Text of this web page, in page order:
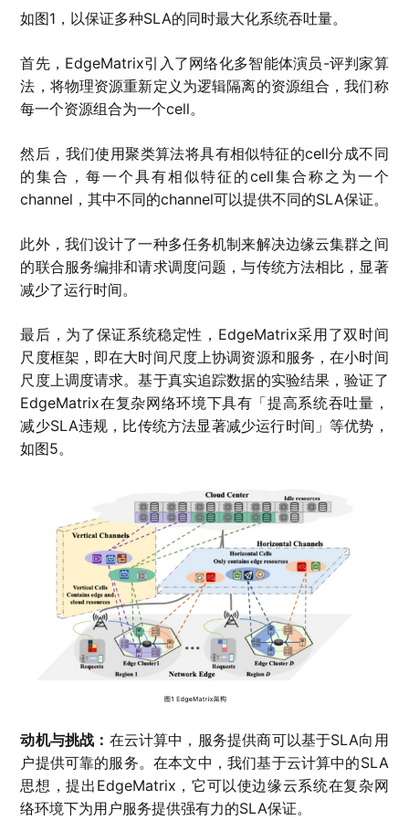
如图1，以保证多种SLA的同时最大化系统吞吐量。
首先，EdgeMatrix引入了网络化多智能体演员-评判家算
法，将物理资源重新定义为逻辑隔离的资源组合，我们称
每一个资源组合为一个cell。
然后，我们使用聚类算法将具有相似特征的cell分成不同
的集合，每一个具有相似特征的cell集合称之为一个
channel，其中不同的channel可以提供不同的SLA保证。
此外，我们设计了一种多任务机制来解决边缘云集群之间
的联合服务编排和请求调度问题，与传统方法相比，显著
减少了运行时间。
最后，为了保证系统稳定性，EdgeMatrix采用了双时间
尺度框架，即在大时间尺度上协调资源和服务，在小时间
尺度上调度请求。基于真实追踪数据的实验结果，验证了
EdgeMatrix在复杂网络环境下具有「提高系统吞吐量，
减少SLA违规，比传统方法显著减少运行时间」等优势，
如图5。
动机与挑战： 在云计算中，服务提供商可以基于SLA向用
户提供可靠的服务。在本文中，我们基于云计算中的SLA
思想，提出EdgeMatrix，它可以使边缘云系统在复杂网
络环境下为用户服务提供强有力的SLA保证。